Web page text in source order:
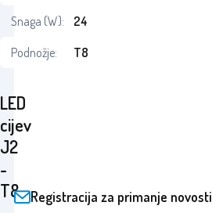
LED
cijev
J2
-
T8
Snaga (W):
24
Podnožje:
T8
Registracija za primanje novosti